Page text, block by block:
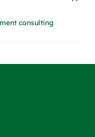
consulting